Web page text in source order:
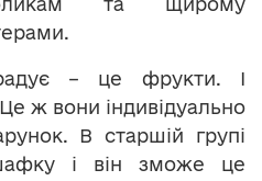
та щирому
– це фрукти. І
ж вони індивідуально
В старшій групі
і він зможе це